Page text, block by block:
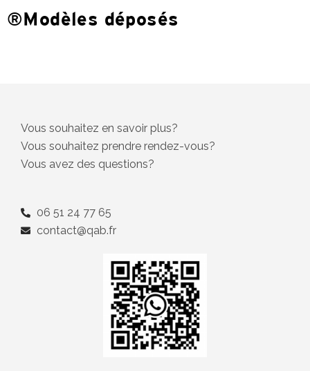
®Modèles déposés
Vous souhaitez en savoir plus?
Vous souhaitez prendre rendez-vous?
Vous avez des questions?
06 51 24 77 65
contact@qab.fr